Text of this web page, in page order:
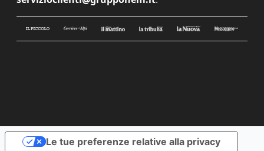
Le tue preferenze relative alla privacy